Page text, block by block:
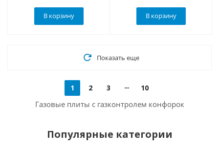
В корзину В корзину
Показать еще
1 2 3 10
Газовые плиты с газконтролем конфорок
Популярные категории